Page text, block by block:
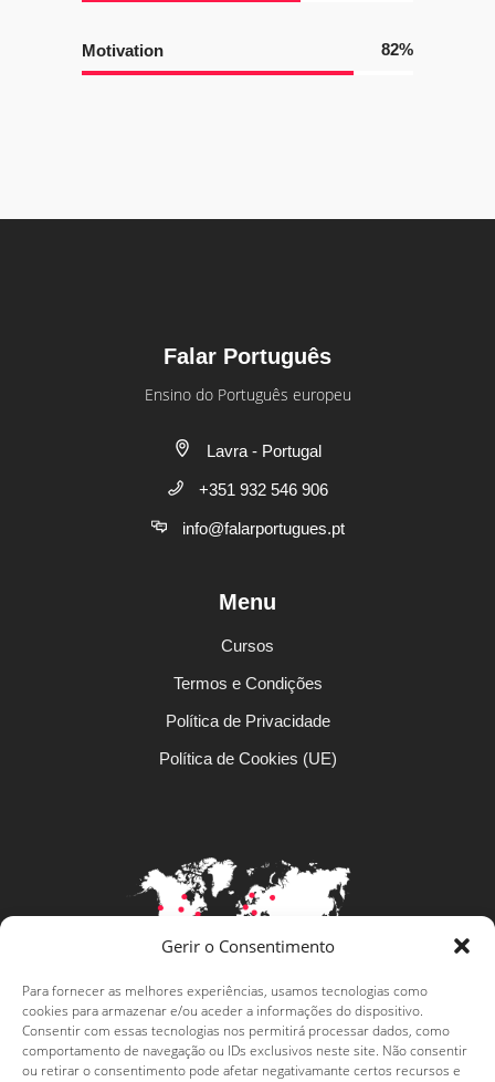
Gerir o Consentimento
Para fornecer as melhores experiências, usamos tecnologias como
cookies para armazenar e/ou aceder a informações do dispositivo.
Consentir com essas tecnologias nos permitirá processar dados, como
comportamento de navegação ou IDs exclusivos neste site. Não consentir
ou retirar o consentimento pode afetar negativamante certos recursos e
Motivation 82
Falar Português
Ensino do Português europeu
Lavra - Portugal
+351 932 546 906
info@falarportugues.pt
Menu
Cursos
Termos e Condições
Política de Privacidade
Política de Cookies (UE)
Levar a língua portuguesa mais
longe